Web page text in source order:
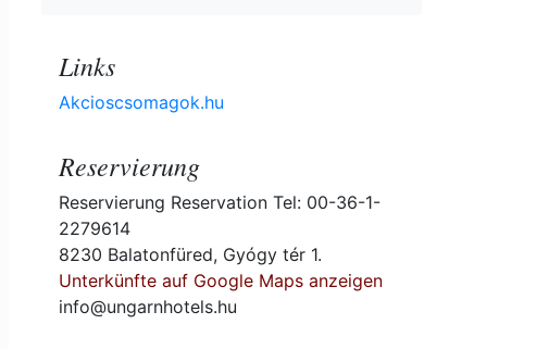
Links
Akcioscsomagok.hu
Reservierung
Reservierung Reservation Tel: 00-36-1-
2279614
8230 Balatonfüred, Gyógy tér 1.
Unterkünfte auf Google Maps anzeigen
info@ungarnhotels.hu